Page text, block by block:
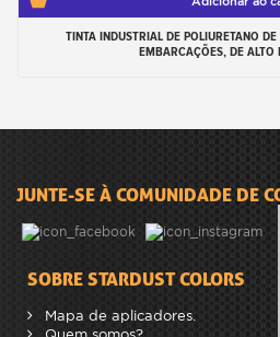
TINTA INDUSTRIAL DE POLIURETANO
EMBARCAÇÕES, DE ALTO
JUNTE-SE À COMUNIDADE DE
SOBRE STARDUST COLORS
Mapa de aplicadores.